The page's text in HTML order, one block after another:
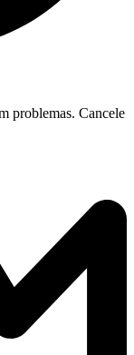
problemas. Cancele